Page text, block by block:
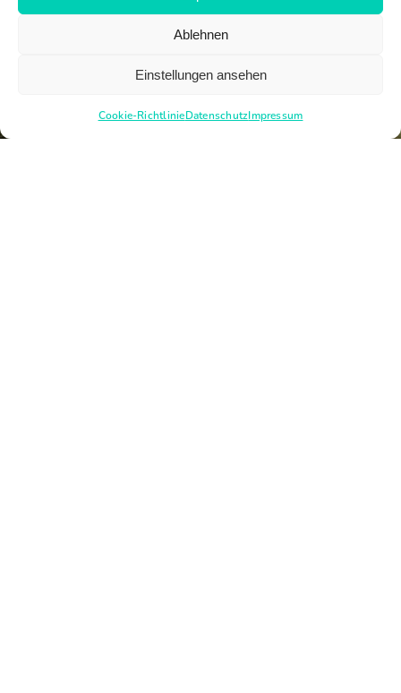
Ablehnen
Einstellungen ansehen
Cookie-RichtlinieDatenschutzImpressum